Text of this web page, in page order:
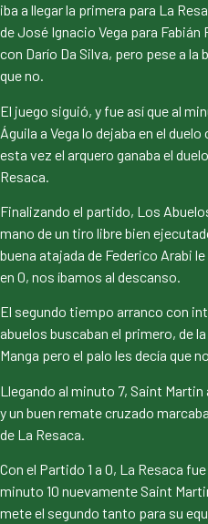
iba a llegar la primera para La
de José Ignacio Vega para
con Darío Da Silva, pero pese a la
que no.
El juego siguió, y fue así que al
Águila a Vega lo dejaba en el
esta vez el arquero ganaba el
Resaca.
Finalizando el partido, Los
mano de un tiro libre bien
buena atajada de Federico Arabi
en 0, nos íbamos al descanso.
El segundo tiempo arranco con
abuelos buscaban el primero, de
Manga pero el palo les decía que
Llegando al minuto 7, Saint
y un buen remate cruzado
de La Resaca.
Con el Partido 1 a 0, La Resaca
minuto 10 nuevamente Saint
mete el segundo tanto para su